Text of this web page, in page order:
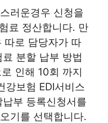
러운경우 신청을
료 정산합니다. 만
따로 담당자가 따
분할 납부 방법
인해 10회 까지
강보험 EDI서비스
부 등록신청서를
기를 선택합니다.